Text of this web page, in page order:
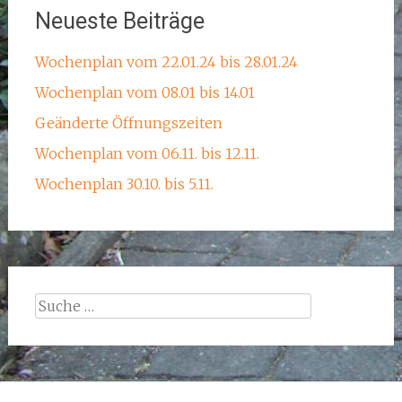
Neueste Beiträge
Wochenplan vom 22.01.24 bis 28.01.24
Wochenplan vom 08.01 bis 14.01
Geänderte Öffnungszeiten
Wochenplan vom 06.11. bis 12.11.
Wochenplan 30.10. bis 5.11.
Suche